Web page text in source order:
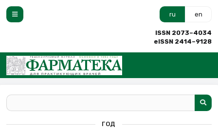
ru en
ISSN 2073–4034
eISSN 2414–9128
ГОД